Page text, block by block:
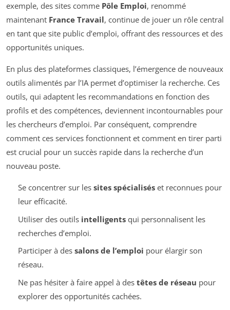
exemple, des sites comme Pôle Emploi, renommé
maintenant France Travail, continue de jouer un rôle central
en tant que site public d’emploi, offrant des ressources et des
opportunités uniques.
En plus des plateformes classiques, l’émergence de nouveaux
outils alimentés par l’IA permet d’optimiser la recherche. Ces
outils, qui adaptent les recommandations en fonction des
profils et des compétences, deviennent incontournables pour
les chercheurs d’emploi. Par conséquent, comprendre
comment ces services fonctionnent et comment en tirer parti
est crucial pour un succès rapide dans la recherche d’un
nouveau poste.
Se concentrer sur les sites spécialiséset reconnues pour
leur efficacité.
Utiliser des outils intelligentsqui personnalisent les
recherches d’emploi.
Participer à des salons de l’emploi pour élargir son
réseau.
Ne pas hésiter à faire appel à des têtes de réseau pour
explorer des opportunités cachées.